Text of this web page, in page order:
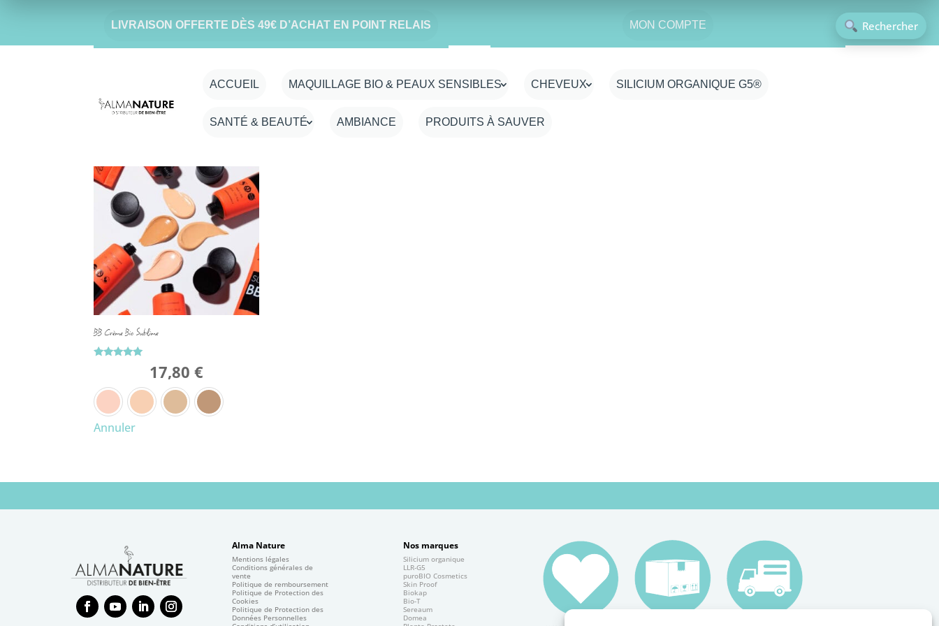
LIVRAISON OFFERTE DÈS 49€ D’ACHAT EN POINT RELAIS MON COMPTE
ACCUEIL MAQUILLAGE BIO & PEAUX SENSIBLES CHEVEUX SILICIUM ORGANIQUE G5®
SANTÉ & BEAUTÉ AMBIANCE PRODUITS À SAUVER
Accueil/ Produit Couleur-BB-creme / 1
1
BB Crème Bio Sublime
17,80€
Annuler
Alma Nature
Mentions légales
Conditions générales de
vente
Politique de remboursement
Politique de Protection des
Cookies
Politique de Protection des
Données Personnelles
Nos marques
Silicium organique
LLR-G5
puroBIO Cosmetics
Skin Proof
Biokap
Bio-T
Sereaum
Domea
Rechercher